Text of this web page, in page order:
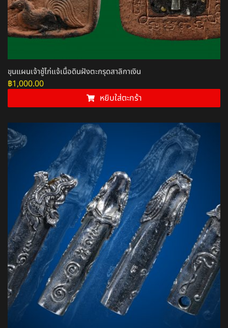
ขุนแผนเจ้าชู้ไก่แจ้เนื้อดินฝังตะกรุดสาลิกาเงิน
฿1,000.00
หยิบใส่ตะกร้า